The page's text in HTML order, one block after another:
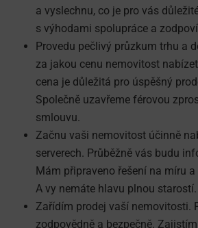
a vyslechnu, co je pro vás
s výhodami spolupráce a
Provedu pečlivý průzkum trhu a
za jakou cenu nemovitost
cena je důležitá pro úspěšný
Společně uzavřeme férovou
smlouvu.
Začnu vaši nemovitost účinně
serverech. Průběžně vás budu
Mám připraveno řešení na míru
A vy nemáte hlavu plnou starostí.
Zařídím prodej vaší nemovitosti.
zodpovědně a bezpečně.